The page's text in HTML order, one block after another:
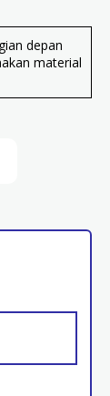
depan
material